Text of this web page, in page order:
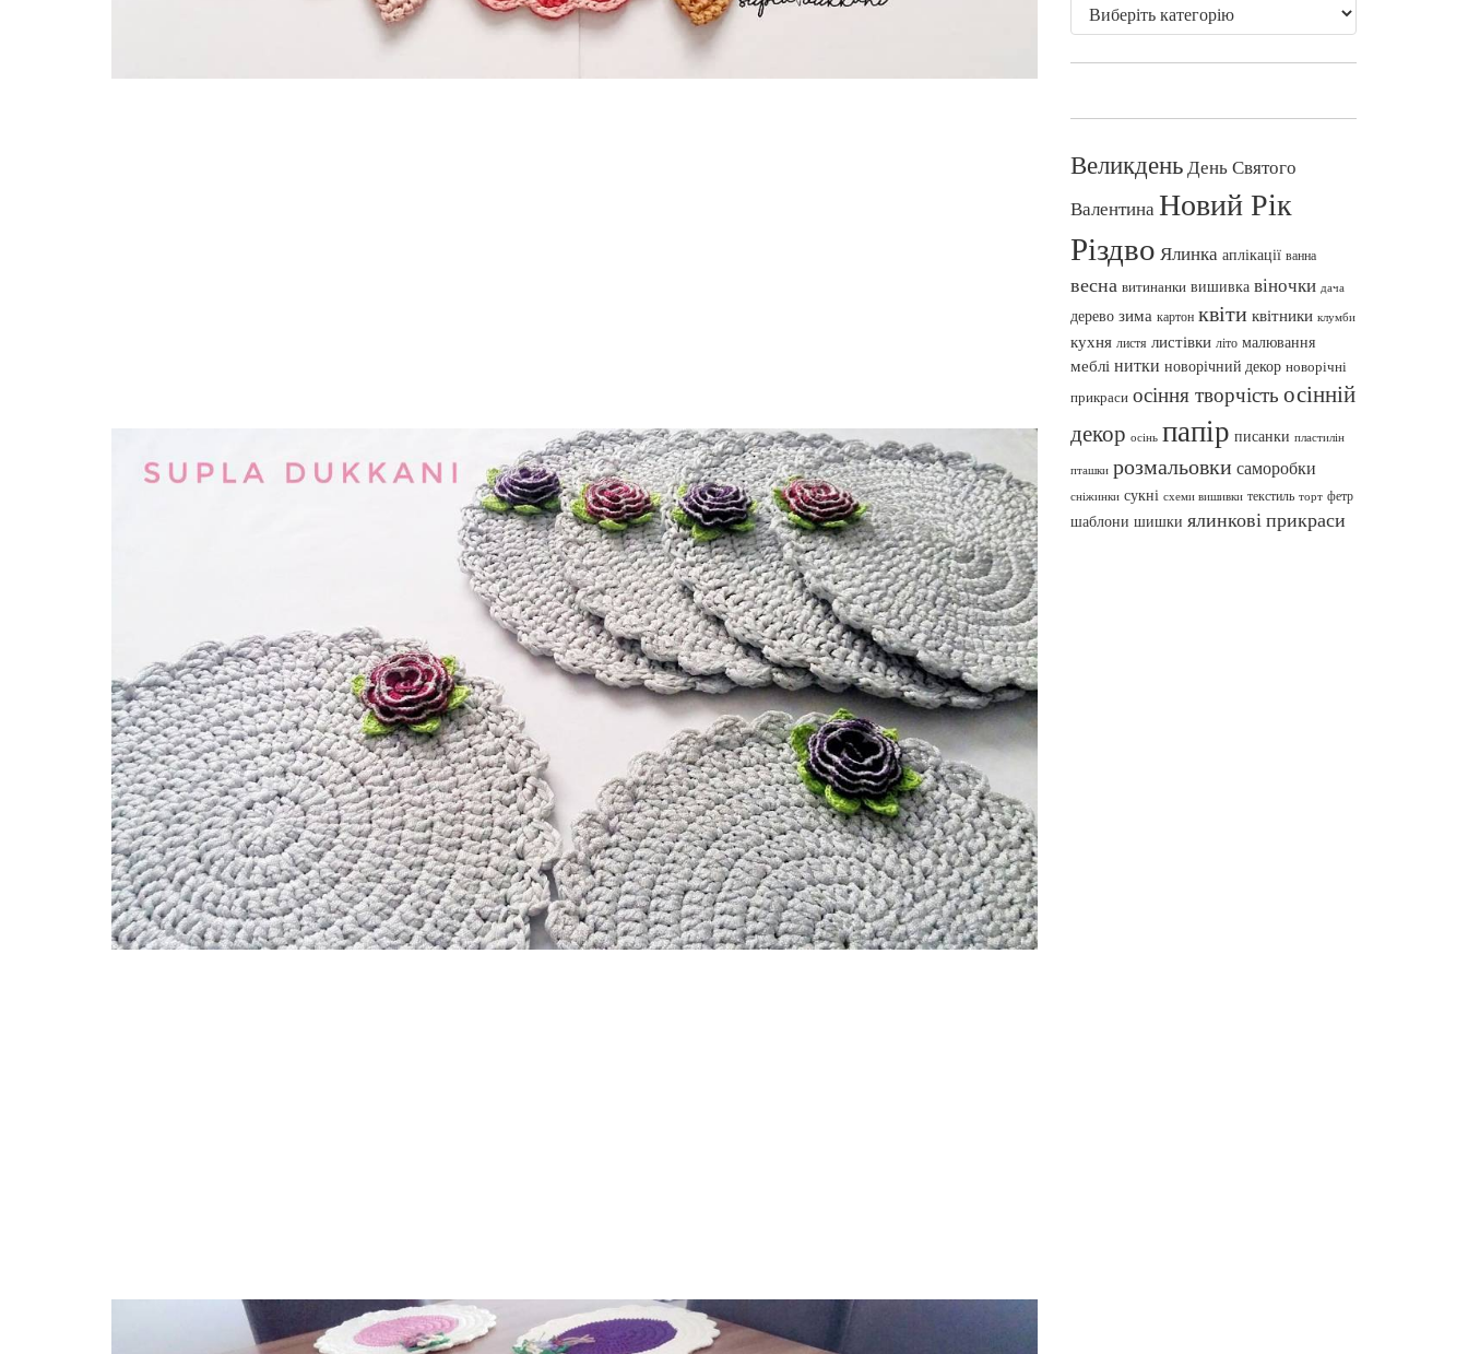
ВеликденьДень Святого
ВалентинаНовий Рік
Різдво Ялинка аплікації ванна
весна витинанки вишивка віночки дача
дерево зима картон квіти квітники клумби
кухня листя листівки літо малювання
меблі нитки новорічний декор новорічні
прикраси осіння творчість осінній
декор осінь папір писанки пластилін
пташки розмальовки саморобки
сніжинки сукні схеми вишивки текстиль торт фетр
шаблони шишки ялинкові прикраси